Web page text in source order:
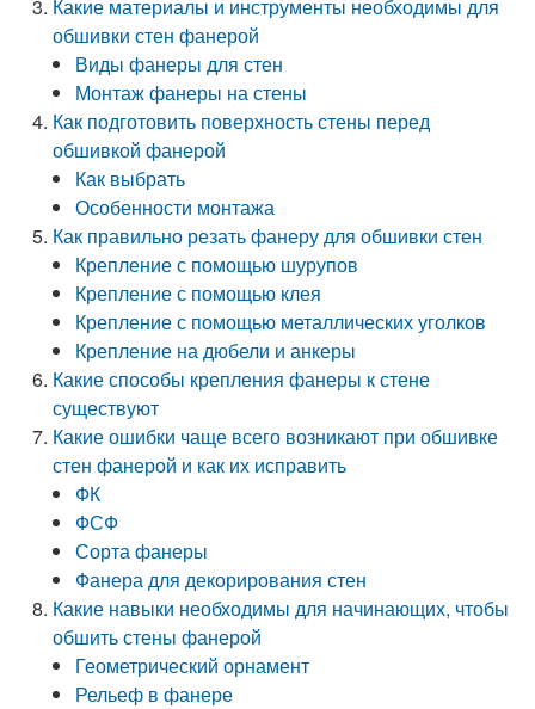
Какие материалы и инструменты необходимы для
обшивки стен фанерой
Виды фанеры для стен
Монтаж фанеры на стены
Как подготовить поверхность стены перед
обшивкой фанерой
Как выбрать
Особенности монтажа
Как правильно резать фанеру для обшивки стен
Крепление с помощью шурупов
Крепление с помощью клея
Крепление с помощью металлических уголков
Крепление на дюбели и анкеры
Какие способы крепления фанеры к стене
существуют
Какие ошибки чаще всего возникают при обшивке
стен фанерой и как их исправить
ФК
ФСФ
Сорта фанеры
Фанера для декорирования стен
Какие навыки необходимы для начинающих, чтобы
обшить стены фанерой
Геометрический орнамент
Рельеф в фанере